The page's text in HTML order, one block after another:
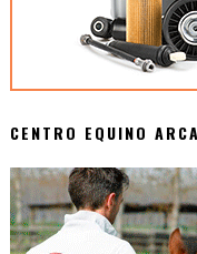
CENTRO EQUINO